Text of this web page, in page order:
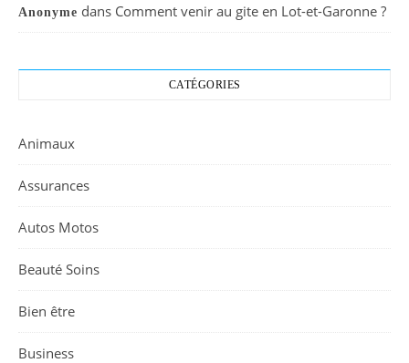
Anonyme dans Comment venir au gite en Lot-et-Garonne ?
CATÉGORIES
Animaux
Assurances
Autos Motos
Beauté Soins
Bien être
Business